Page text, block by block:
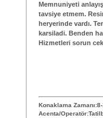
Memnuniyeti
tavsiye etmem.
heryerinde vardı.
karsiladi. Benden
Hizmetleri sorun
Konaklama
Acenta/